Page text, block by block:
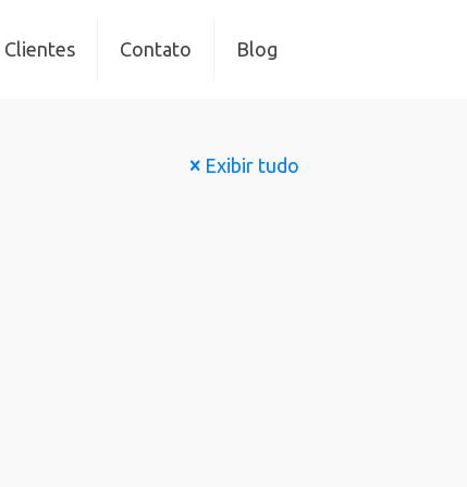
Clientes Contato Blog
Exibir tudo